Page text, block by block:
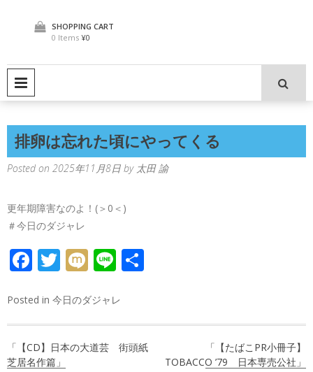
SHOPPING CART
0 Items ¥0
排卵は忘れた頃にやってくる
Posted on 2025年11月8日 by 太田 諭
更年期障害なのよ！(＞0＜)
＃今日のダジャレ
FACEBOOK
TWITTER
MIXILINE
Posted in 今日のダジャレ
稿
「【CD】日本の大道芸 街頭紙
芝居名作篇」
「【たばこPR小冊子】
TOBACCO ’79 日本専売公社」